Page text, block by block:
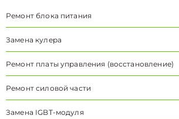
Ремонт блока питания
Замена кулера
Ремонт платы управления (восстановление)
Ремонт силовой части
Замена IGBT-модуля